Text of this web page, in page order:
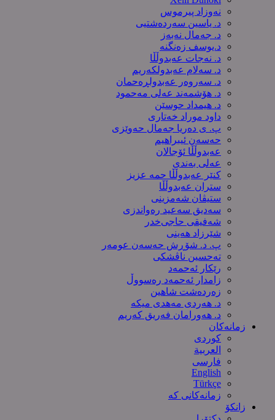
نەوزاد پیرموس
د. یاسین سەردەشتیی
د. جەمال نەبەز
د.یوسف زه‌نگنه‌
د. نەجات عەبدوڵڵا
د. سەلام عەبدولكەریم
د. سەروەر عەبدولڕەحمان
د. هۆشمەند عەلی مەحمود
د. هیمداد حوسێن
داود موراد خەتاری
پ. ی دەریا جەمال حەوێزی
حەسەن ئیبراهیم
عەبدوڵڵا ئۆجالان
عەلی بەندی
کنێر عەبدوڵڵا حمە عزیز
ستران عەبدوڵڵا
ستیڤان شەمزینی
سەدیق سەعید رەواندزی
شه‌فیقی حاجی‌خدر
شێرزاد هەینی
پ. د. شۆڕش حەسەن عومەر
تەحسین ناڤشکی
رێکار ئەحمەد
زامدار ئەحمەد رەسووڵ
زه‌رده‌شت شاهین
د. هەردی مەهدی میکە
د. هەورامان فەریق كەریم
زمانەکان
کوردی
العربیة
فارسی
English
Türkçe
زمانەکانی کە
زانکۆ